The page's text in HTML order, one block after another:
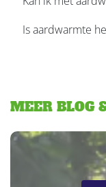
Is aardwarmte
MEER BLOG